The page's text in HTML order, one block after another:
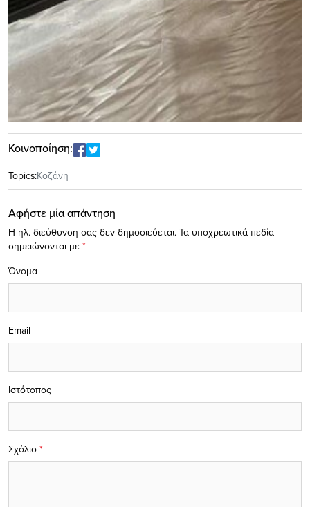
Κοινοποίηση:
Topics:Κοζάνη
Αφήστε μία απάντηση
Η ηλ. διεύθυνση σας δεν δημοσιεύεται. Τα υποχρεωτικά πεδία
σημειώνονται με *
Σχόλιο *
Όνομα
Email
Ιστότοπος